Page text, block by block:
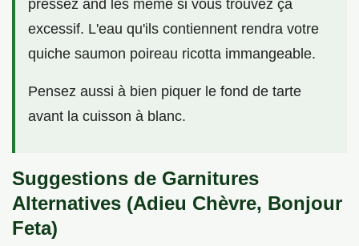
pressez and les même si vous trouvez ça
excessif. L'eau qu'ils contiennent rendra votre
quiche saumon poireau ricotta immangeable.
Pensez aussi à bien piquer le fond de tarte
avant la cuisson à blanc.
Suggestions de Garnitures
Alternatives (Adieu Chèvre, Bonjour
Feta)